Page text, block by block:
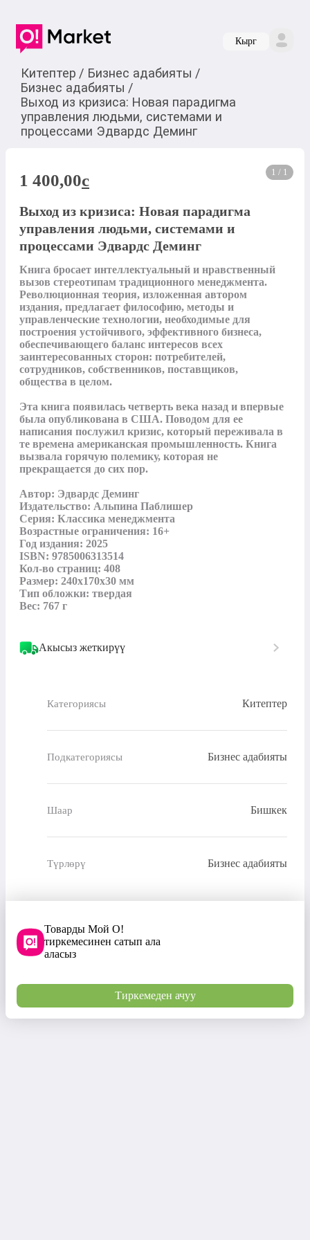
Кырг
Китептер / Бизнес адабияты /
Бизнес адабияты /
Выход из кризиса: Новая парадигма
управления людьми, системами и
процессами Эдвардс Деминг
1 / 1
1 400,00c
Выход из кризиса: Новая парадигма
управления людьми, системами и
процессами Эдвардс Деминг
Книга бросает интеллектуальный и нравственный
вызов стереотипам традиционного менеджмента.
Революционная теория, изложенная автором
издания, предлагает философию, методы и
управленческие технологии, необходимые для
построения устойчивого, эффективного бизнеса,
обеспечивающего баланс интересов всех
заинтересованных сторон: потребителей,
сотрудников, собственников, поставщиков,
общества в целом.
Эта книга появилась четверть века назад и впервые
была опубликована в США. Поводом для ее
написания послужил кризис, который переживала в
те времена американская промышленность. Книга
вызвала горячую полемику, которая не
прекращается до сих пор.
Автор: Эдвардс Деминг
Издательство: Альпина Паблишер
Серия: Классика менеджмента
Возрастные ограничения: 16+
Год издания: 2025
ISBN: 9785006313514
Кол-во страниц: 408
Размер: 240х170х30 мм
Тип обложки: твердая
Вес: 767 г
Акысыз жеткирүү
Категориясы Китептер
Подкатегориясы Бизнес адабияты
Шаар Бишкек
Түрлөрү Бизнес адабияты
Товарды Мой О!
тиркемесинен сатып ала
аласыз
Тиркемеден ачуу